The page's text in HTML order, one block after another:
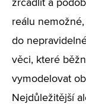
zrcadlit a
reálu
do
věci, které
vymodelovat
Nejdůležitější